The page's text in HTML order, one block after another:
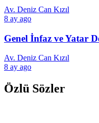
Av. Deniz Can Kızıl
8 ay ago
Genel İnfaz ve Yatar
Av. Deniz Can Kızıl
8 ay ago
Özlü Sözler